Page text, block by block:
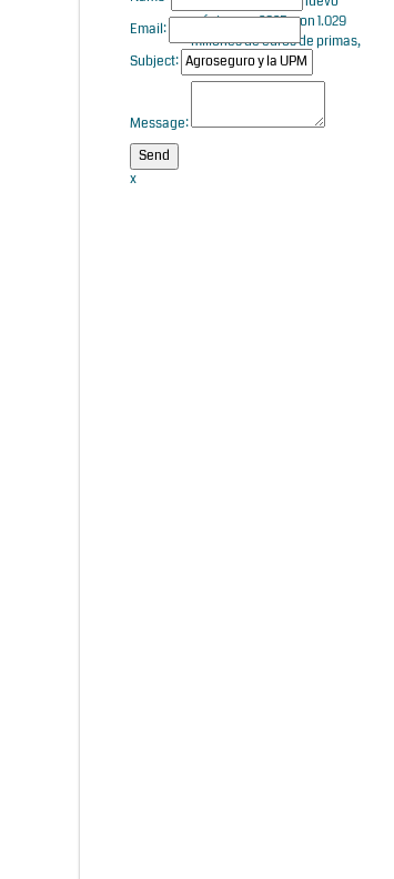
máximo en 2025, con 1.029
millones de euros de primas,
un 1% más
Email:
Subject:
Message:
x